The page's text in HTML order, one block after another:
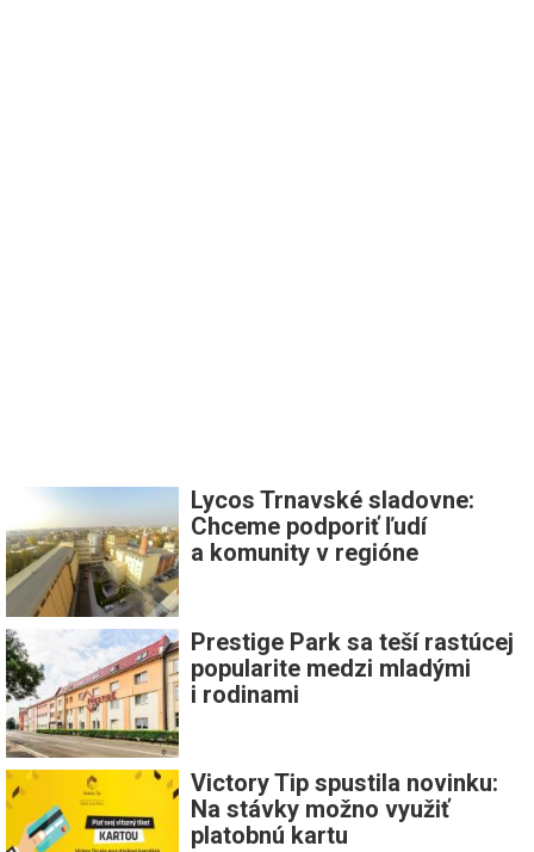
Lycos Trnavské sladovne:
Chceme podporiť ľudí
a komunity v regióne
Prestige Park sa teší rastúcej
popularite medzi mladými
i rodinami
Victory Tip spustila novinku:
Na stávky možno využiť
platobnú kartu